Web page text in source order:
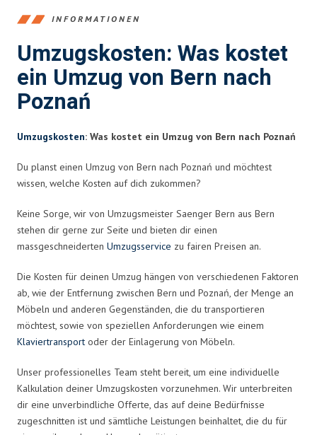
INFORMATIONEN
Umzugskosten: Was kostet
ein Umzug von Bern nach
Poznań
Umzugskosten: Was kostet ein Umzug von Bern nach Poznań
Du planst einen Umzug von Bern nach Poznań und möchtest
wissen, welche Kosten auf dich zukommen?
Keine Sorge, wir von Umzugsmeister Saenger Bern aus Bern
stehen dir gerne zur Seite und bieten dir einen
massgeschneiderten Umzugsservice zu fairen Preisen an.
Die Kosten für deinen Umzug hängen von verschiedenen Faktoren
ab, wie der Entfernung zwischen Bern und Poznań, der Menge an
Möbeln und anderen Gegenständen, die du transportieren
möchtest, sowie von speziellen Anforderungen wie einem
Klaviertransport oder der Einlagerung von Möbeln.
Unser professionelles Team steht bereit, um eine individuelle
Kalkulation deiner Umzugskosten vorzunehmen. Wir unterbreiten
dir eine unverbindliche Offerte, das auf deine Bedürfnisse
zugeschnitten ist und sämtliche Leistungen beinhaltet, die du für